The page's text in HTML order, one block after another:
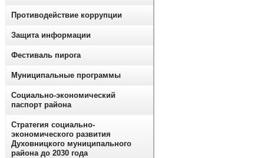
Противодействие коррупции
Защита информации
Фестиваль пирога
Муниципальные программы
Социально-экономический
паспорт района
Стратегия социально-
экономического развития
Духовницкого муниципального
района до 2030 года